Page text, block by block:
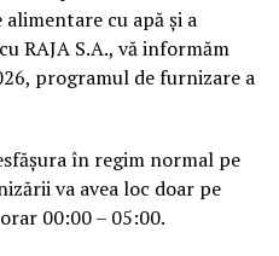
cu apă și a
RAJA S.A., vă informăm
programul de furnizare a
în regim normal pe
va avea loc doar pe
00:00 – 05:00.